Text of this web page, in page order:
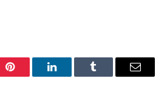
Pinterest LinkedInTumblr Email